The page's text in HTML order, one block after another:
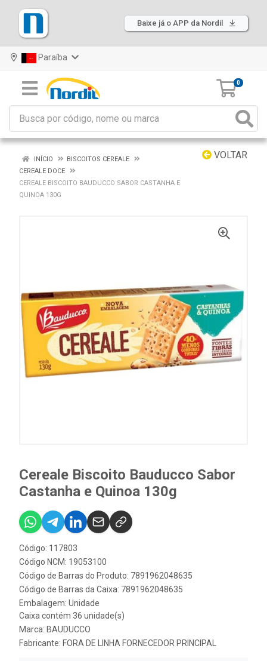
Baixe já o APP da Nordil
Paraíba
0
VOLTAR
INÍCIO
BISCOITOS CEREALE
CEREALE DOCE
CEREALE BISCOITO BAUDUCCO SABOR CASTANHA E
QUINOA 130G
Cereale Biscoito Bauducco Sabor
Castanha e Quinoa 130g
Código: 117803
Código NCM: 19053100
Código de Barras do Produto: 7891962048635
Código de Barras da Caixa: 7891962048635
Embalagem: Unidade
Caixa contém 36 unidade(s)
Marca: BAUDUCCO
Fabricante: FORA DE LINHA FORNECEDOR PRINCIPAL